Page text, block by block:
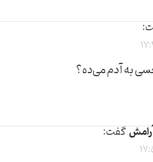
به آدم می‌ده؟
گفت: